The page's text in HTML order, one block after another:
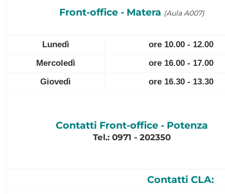
Front-office - Matera (Aula A007)
Lunedì
ore 10.00 - 12.00
Mercoledì
ore 16.00 - 17.00
Giovedì
ore 16.30 - 13.30
Contatti Front-office - Potenza
Tel.: 0971 - 202350
Contatti CLA: